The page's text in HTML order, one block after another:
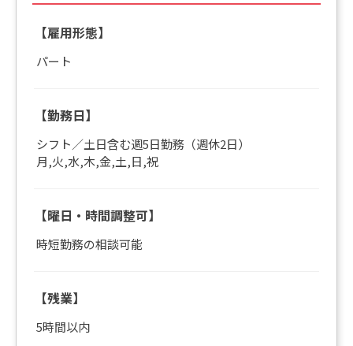
【雇用形態】
パート
【勤務日】
シフト／土日含む週5日勤務（週休2日）
月,火,水,木,金,土,日,祝
【曜日・時間調整可】
時短勤務の相談可能
【残業】
5時間以内